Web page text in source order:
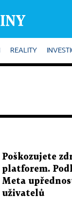
REALITY
Poškozujete
platforem.
Meta
uživatelů